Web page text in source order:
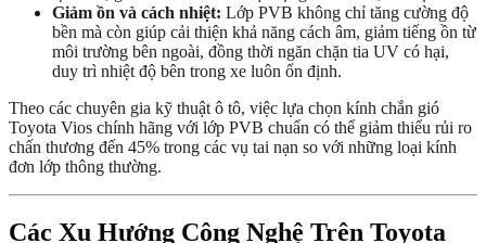
Giảm ồn và cách nhiệt: Lớp PVB không chỉ tăng cường độ
bền mà còn giúp cải thiện khả năng cách âm, giảm tiếng ồn từ
môi trường bên ngoài, đồng thời ngăn chặn tia UV có hại,
duy trì nhiệt độ bên trong xe luôn ổn định.
Theo các chuyên gia kỹ thuật ô tô, việc lựa chọn kính chắn gió
Toyota Vios chính hãng với lớp PVB chuẩn có thể giảm thiểu rủi ro
chấn thương đến 45% trong các vụ tai nạn so với những loại kính
đơn lớp thông thường.
Các Xu Hướng Công Nghệ Trên Toyota